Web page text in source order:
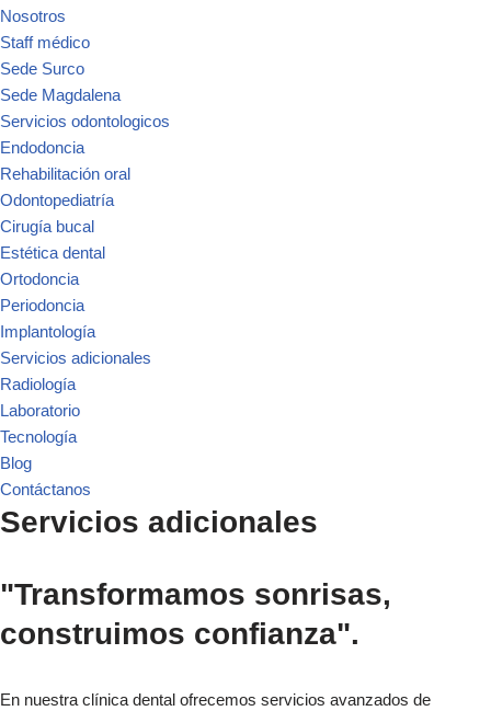
Nosotros
Staff médico
Sede Surco
Sede Magdalena
Servicios odontologicos
Endodoncia
Rehabilitación oral
Odontopediatría
Cirugía bucal
Estética dental
Ortodoncia
Periodoncia
Implantología
Servicios adicionales
Radiología
Laboratorio
Tecnología
Blog
Contáctanos
Servicios adicionales
"Transformamos sonrisas,
construimos confianza".
En nuestra clínica dental ofrecemos servicios avanzados de